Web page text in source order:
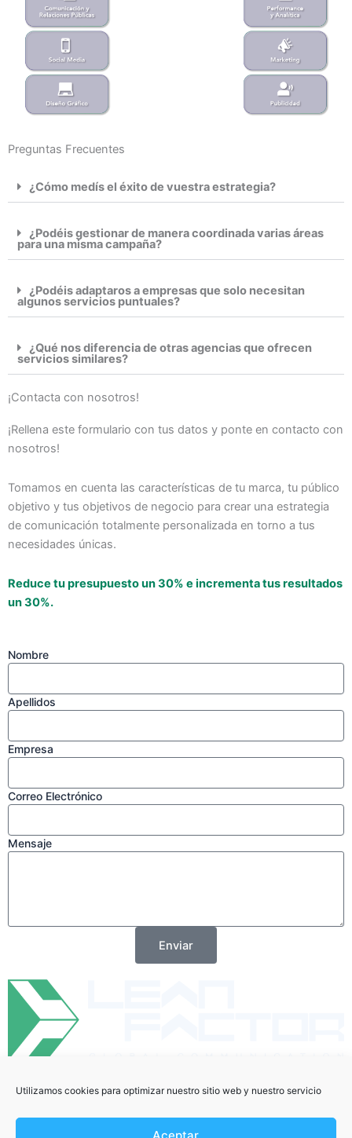
Utilizamos cookies para optimizar nuestro sitio web y nuestro servicio
Aceptar
Preguntas Frecuentes
¿Cómo medís el éxito de vuestra estrategia?
¿Podéis gestionar de manera coordinada varias áreas
para una misma campaña?
¿Podéis adaptaros a empresas que solo necesitan
algunos servicios puntuales?
¿Qué nos diferencia de otras agencias que ofrecen
servicios similares?
¡Contacta con nosotros!
¡Rellena este formulario con tus datos y ponte en contacto con
nosotros!
Tomamos en cuenta las características de tu marca, tu público
objetivo y tus objetivos de negocio para crear una estrategia
de comunicación totalmente personalizada en torno a tus
necesidades únicas.
Reduce tu presupuesto un 30% e incrementa tus resultados
un 30%.
Nombre
Apellidos
Empresa
Correo Electrónico
Mensaje
Enviar